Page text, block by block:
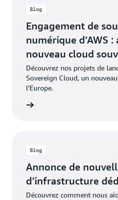
Blog
Engagement de
numérique d’AWS :
nouveau cloud
indépendant en
Découvrez nos projets de
Sovereign Cloud, un
l’Europe.
Blog
Annonce de
d’infrastructure
Découvrez comment nous